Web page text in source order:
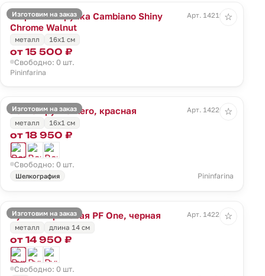
Изготовим на заказ
Шариковая ручка Cambiano Shiny
Chrome Walnut
Арт. 14219.10
металл 16x1 cм
от 15 500 ₽
Свободно: 0 шт.
Pininfarina
☆
Изготовим на заказ
Вечная ручка Aero, красная
Арт. 14220.50
металл
16x1 cм
от 18 950 ₽
Свободно: 0 шт.
Шелкография Pininfarina
☆
Изготовим на заказ
Ручка шариковая PF One, черная
Арт. 14221.30
металл
длина 14 см
от 14 950 ₽
Свободно: 0 шт.
☆